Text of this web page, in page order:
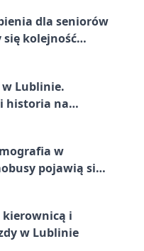
dla seniorów
kolejność
Lublinie.
historia na
w
pojawią się
kierownicą i
w Lublinie